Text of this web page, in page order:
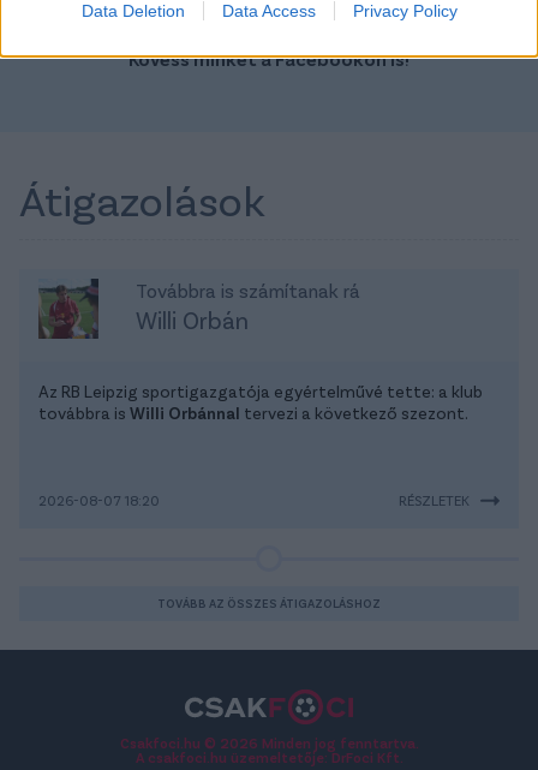
Data Deletion Data Access Privacy Policy
Kövess minket a Facebookon is!
Átigazolások
Továbbra is számítanak rá
Willi Orbán
Az RB Leipzig sportigazgatója egyértelművé tette: a klub
továbbra is Willi Orbánnal tervezi a következő szezont.
2026-08-07 18:20 RÉSZLETEK
TOVÁBB AZ ÖSSZES ÁTIGAZOLÁSHOZ
Csakfoci.hu © 2026 Minden jog fenntartva.
A csakfoci.hu üzemeltetője: DrFoci Kft.